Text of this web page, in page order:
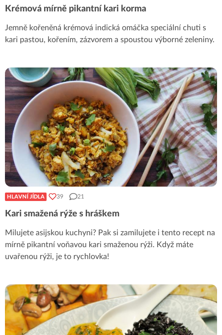
Krémová mírně pikantní kari korma
Jemně kořeněná krémová indická omáčka speciální chuti s
kari pastou, kořením, zázvorem a spoustou výborné zeleniny.
HLAVNÍ JÍDLA 39 21
Kari smažená rýže s hráškem
Milujete asijskou kuchyni? Pak si zamilujete i tento recept na
mírně pikantní voňavou kari smaženou rýži. Když máte
uvařenou rýži, je to rychlovka!